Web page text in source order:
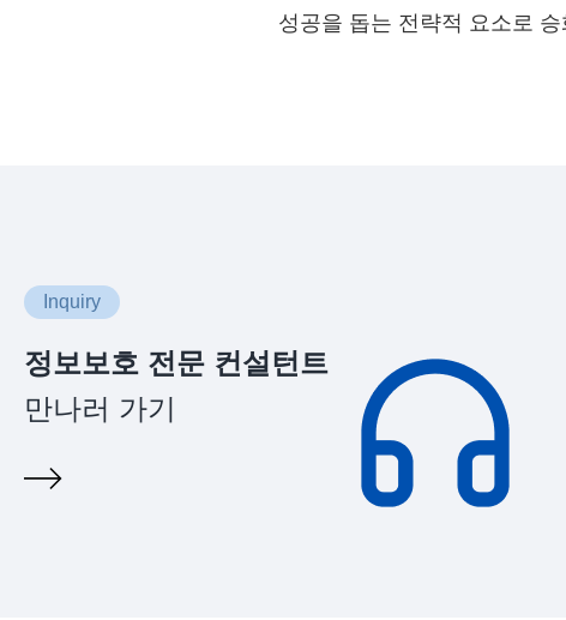
성공을 돕는 전략적 요소로
Inquiry
정보보호 전문 컨설턴트
만나러 가기